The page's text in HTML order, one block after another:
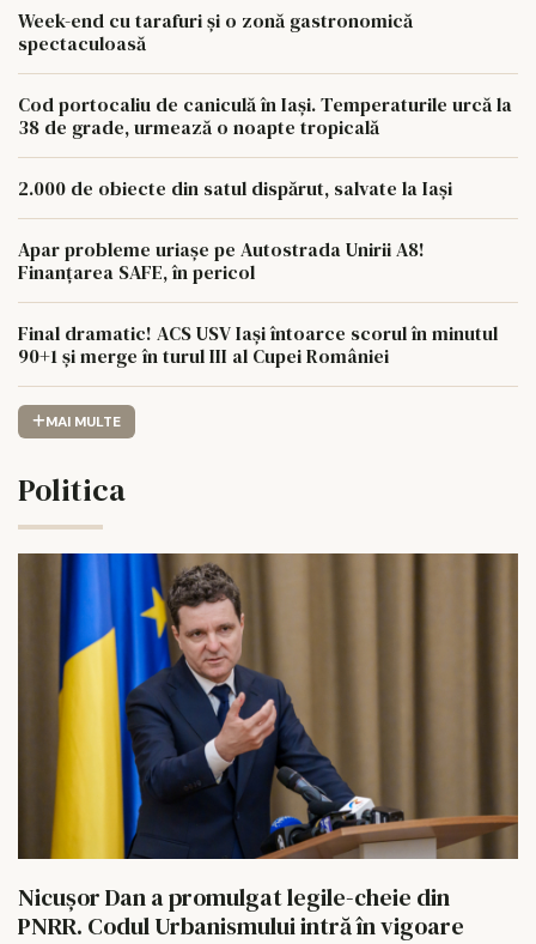
Week-end cu tarafuri și o zonă gastronomică
spectaculoasă
Cod portocaliu de caniculă în Iași. Temperaturile urcă la
38 de grade, urmează o noapte tropicală
2.000 de obiecte din satul dispărut, salvate la Iași
Apar probleme uriașe pe Autostrada Unirii A8!
Finanțarea SAFE, în pericol
Final dramatic! ACS USV Iași întoarce scorul în minutul
90+1 și merge în turul III al Cupei României
MAI MULTE
Politica
Nicușor Dan a promulgat legile-cheie din
PNRR. Codul Urbanismului intră în vigoare